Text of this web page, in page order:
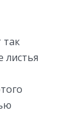
так
листья